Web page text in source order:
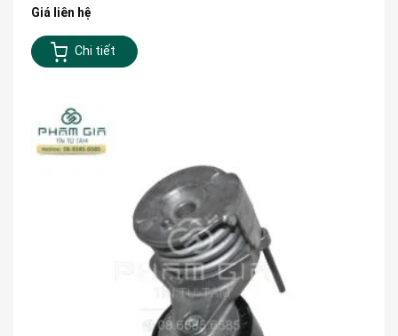
Giá liên hệ
Chi tiết